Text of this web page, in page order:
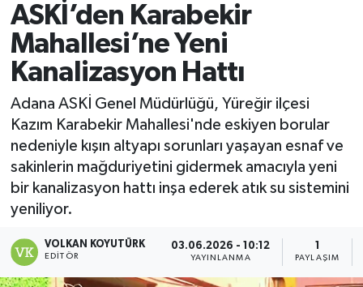
ASKİ’den Karabekir
Mahallesi’ne Yeni
Kanalizasyon Hattı
Adana ASKİ Genel Müdürlüğü, Yüreğir ilçesi
Kazım Karabekir Mahallesi'nde eskiyen borular
nedeniyle kışın altyapı sorunları yaşayan esnaf ve
sakinlerin mağduriyetini gidermek amacıyla yeni
bir kanalizasyon hattı inşa ederek atık su sistemini
yeniliyor.
VOLKAN KOYUTÜRK
EDITÖR
03.06.2026 - 10:12
YAYINLANMA PAYLAŞIM
Haber Reklam
Magazin
Özel
Resmi İlanlar
Sağlık
Siyaset
Spor
Haber Arşivi